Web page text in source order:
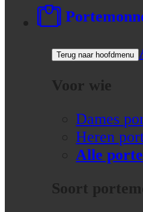
Terug naar hoofdmenu
Voor wie
Dames
Heren
Alle
Soort